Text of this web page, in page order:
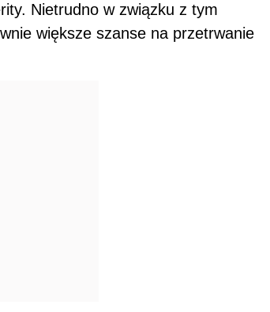
Nietrudno w związku z tym
większe szanse na przetrwanie